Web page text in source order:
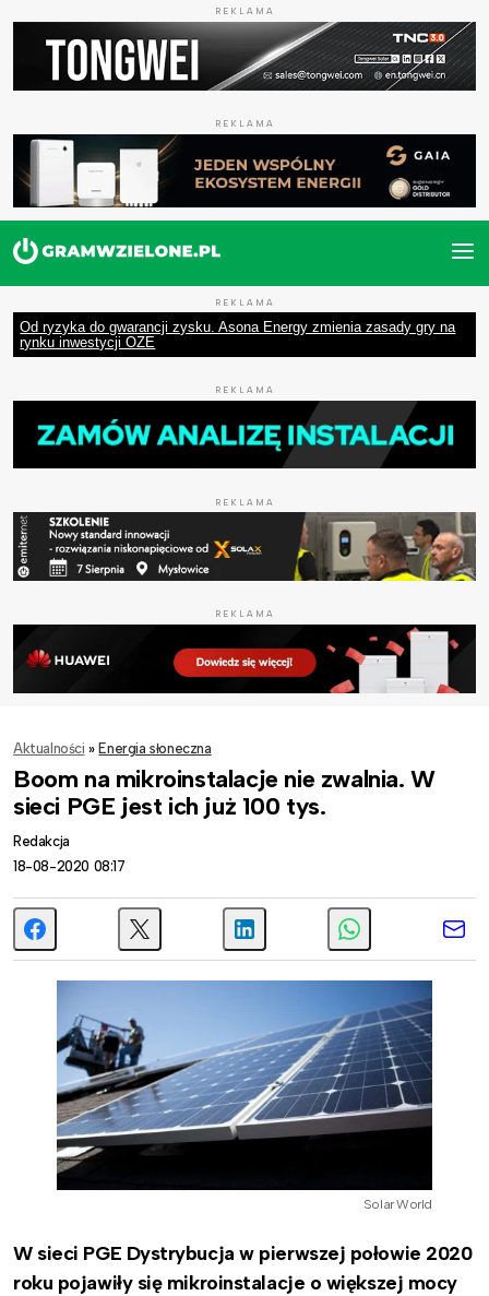
REKLAMA
REKLAMA
REKLAMA
Od ryzyka do gwarancji zysku. Asona Energy zmienia zasady gry na
rynku inwestycji OZE
REKLAMA
REKLAMA
REKLAMA
Aktualności » Energia słoneczna
Boom na mikroinstalacje nie zwalnia. W
sieci PGE jest ich już 100 tys.
Redakcja
18-08-2020 08:17
Solar World
W sieci PGE Dystrybucja w pierwszej połowie 2020
roku pojawiły się mikroinstalacje o większej mocy